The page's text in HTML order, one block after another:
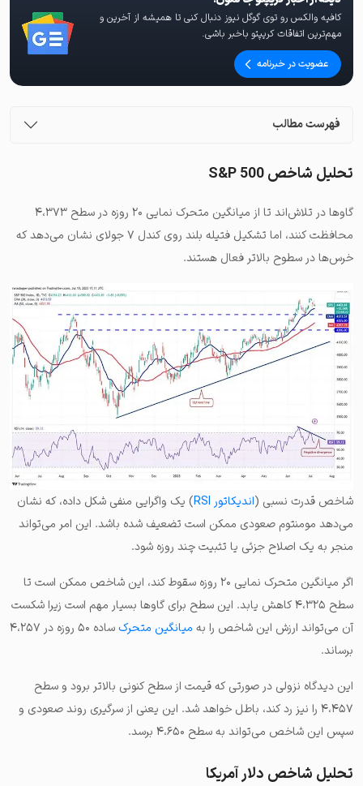
کافیه والکس رو توی گوگل نیوز دنبال کنی تا همیشه از آخرین و
مهم‌ترین اتفاقات کریپتو باخبر باشی.
عضویت در خبرنامه
فهرست مطالب
تحلیل شاخص S&P 500
گاوها در تلاش‌اند تا از میانگین متحرک نمایی ۲۰ روزه در سطح ۴،۳۷۳
محافظت کنند، اما تشکیل فتیله بلند روی کندل ۷ جولای نشان می‌دهد که
خرس‌ها در سطوح بالاتر فعال هستند.
شاخص قدرت نسبی (اندیکاتور RSI
) یک واگرایی منفی شکل‌ داده، که نشان
می‌دهد مومنتوم صعودی ممکن است تضعیف شده باشد. این امر می‌تواند
منجر به یک اصلاح جزئی یا تثبیت چند روزه شود.
اگر میانگین متحرک نمایی ۲۰ روزه سقوط کند، این شاخص ممکن است تا
سطح ۴،۳۲۵ کاهش یابد. این سطح برای گاوها بسیار مهم است زیرا شکست
آن می‌تواند ارزش این شاخص را به میانگین متحرک
ساده ۵۰ روزه در ۴،۲۵۷
برساند.
این دیدگاه نزولی در صورتی که قیمت از سطح کنونی بالاتر برود و سطح
۴،۴۵۷ را نیز رد کند، باطل خواهد شد. این یعنی از سرگیری روند صعودی و
سپس این شاخص می‌تواند به سطح ۴،۶۵۰ برسد.
تحلیل شاخص دلار آمریکا